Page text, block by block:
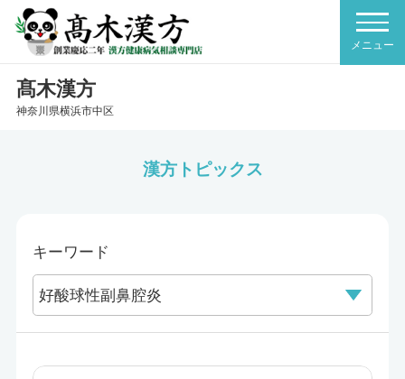
髙木漢方
神奈川県横浜市中区
漢方トピックス
キーワード